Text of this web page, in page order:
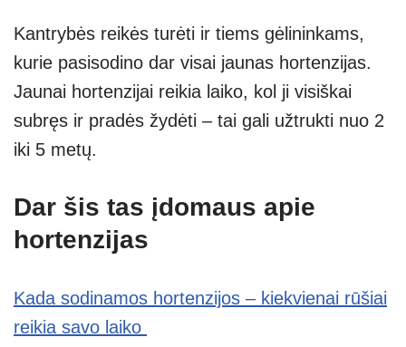
Kantrybės reikės turėti ir tiems gėlininkams,
kurie pasisodino dar visai jaunas hortenzijas.
Jaunai hortenzijai reikia laiko, kol ji visiškai
subręs ir pradės žydėti – tai gali užtrukti nuo 2
iki 5 metų.
Dar šis tas įdomaus apie
hortenzijas
Kada sodinamos hortenzijos – kiekvienai rūšiai
reikia savo laiko